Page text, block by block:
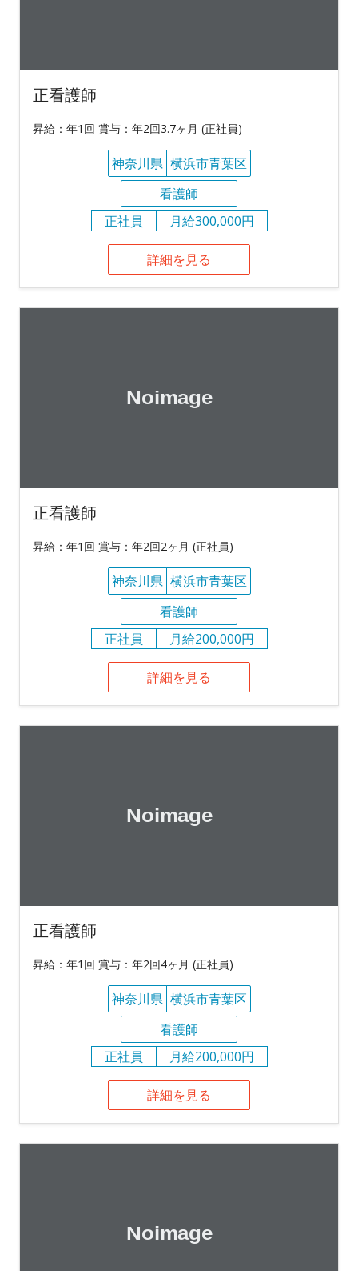
正看護師
昇給：年1回 賞与：年2回3.7ヶ月 (正社員)
神奈川県 横浜市青葉区
看護師
正社員
月給300,000円
詳細を見る
正看護師
昇給：年1回 賞与：年2回2ヶ月 (正社員)
神奈川県 横浜市青葉区
看護師
正社員
月給200,000円
詳細を見る
正看護師
昇給：年1回 賞与：年2回4ヶ月 (正社員)
神奈川県 横浜市青葉区
看護師
正社員
月給200,000円
詳細を見る